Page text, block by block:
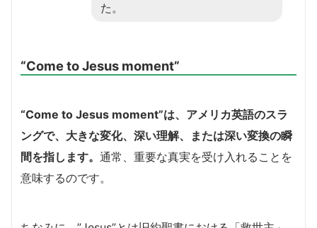
た。
“Come to Jesus moment”
“Come to Jesus moment”は、アメリカ英語のスラ
ングで、大きな変化、深い理解、または深い変換の瞬
間を指します。 通常、重要な真実を受け入れることを
意味するのです。